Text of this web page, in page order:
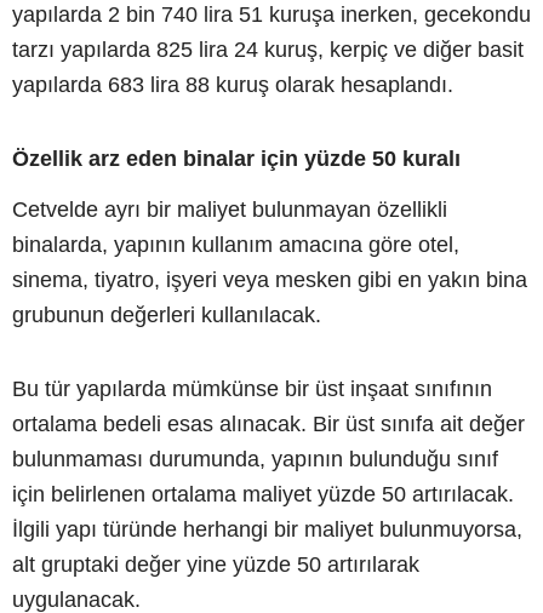
yapılarda 2 bin 740 lira 51 kuruşa inerken, gecekondu
tarzı yapılarda 825 lira 24 kuruş, kerpiç ve diğer basit
yapılarda 683 lira 88 kuruş olarak hesaplandı.
Özellik arz eden binalar için yüzde 50 kuralı
Cetvelde ayrı bir maliyet bulunmayan özellikli
binalarda, yapının kullanım amacına göre otel,
sinema, tiyatro, işyeri veya mesken gibi en yakın bina
grubunun değerleri kullanılacak.
Bu tür yapılarda mümkünse bir üst inşaat sınıfının
ortalama bedeli esas alınacak. Bir üst sınıfa ait değer
bulunmaması durumunda, yapının bulunduğu sınıf
için belirlenen ortalama maliyet yüzde 50 artırılacak.
İlgili yapı türünde herhangi bir maliyet bulunmuyorsa,
alt gruptaki değer yine yüzde 50 artırılarak
uygulanacak.